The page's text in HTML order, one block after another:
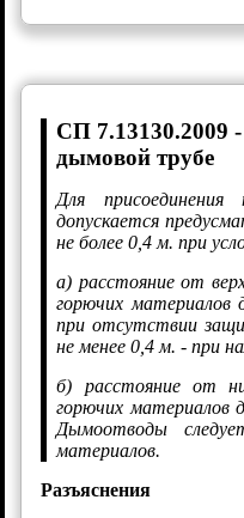
СП 7.13130.2009
дымовой трубе
Для
допускается
не более 0,4 м. при
а) расстояние от
горючих
при отсутствии
не менее 0,4 м. - при
б) расстояние от
горючих материалов
Дымоотводы
материалов.
Разъяснения